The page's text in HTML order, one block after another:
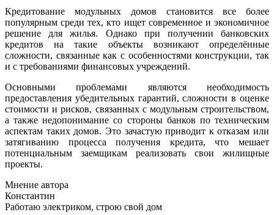
Кредитование модульных домов становится все более
популярным среди тех, кто ищет современное и экономичное
решение для жилья. Однако при получении банковских
кредитов на такие объекты возникают определённые
сложности, связанные как с особенностями конструкции, так
и с требованиями финансовых учреждений.
Основными проблемами являются необходимость
предоставления убедительных гарантий, сложности в оценке
стоимости и рисков, связанных с модульным строительством,
а также недопонимание со стороны банков по техническим
аспектам таких домов. Это зачастую приводит к отказам или
затягиванию процесса получения кредита, что мешает
потенциальным заемщикам реализовать свои жилищные
проекты.
Мнение автора
Константин
Работаю электриком, строю свой дом